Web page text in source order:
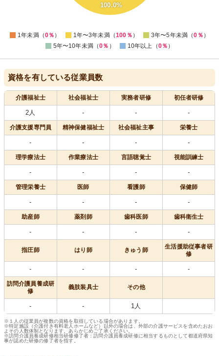
100.0%
1年未満（0％ ） 1年〜3年未満（100％ ） 3年〜5年未満（0％ ）
5年〜10年未満（0％ ） 10年以上（0％ ）
資格を有している従業員数
介護福祉士 社会福祉士 実務者研修 初任者研修
2人 - - -
介護支援専門員 精神保健福祉士 社会福祉主事 栄養士
- - - -
理学療法士 作業療法士 言語聴覚士 視能訓練士
- - - -
管理栄養士 医師 看護師 保健師
- - - -
助産師 薬剤師 歯科医師 歯科衛生士
- - - -
指圧師 はり師 きゅう師
生活援助従事者研
修
- - - -
訪問介護員養成研
修
義肢装具士 その他
- - 1人
※１人の従業員が複数の資格を取得している場合があります。
※特定施設（介護付き有料老人ホームなど）以外の場合は、外部の介護サービスを含めたおお
よその人数体制となります。あらかじめご了承ください。
※訪問介護員養成研修相当研修修了者：訪問介護員養成研修に相当するものとして都道府県知
事が認めた研修の修了者を指す。